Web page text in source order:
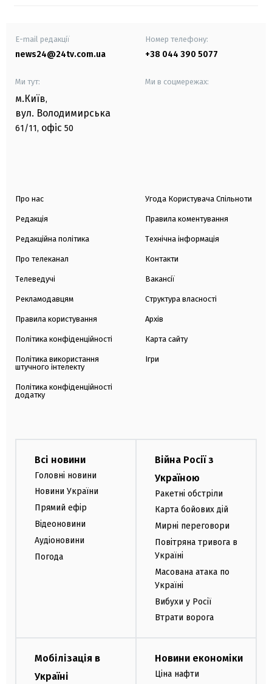
E-mail редакції
news24@24tv.com.ua
Номер телефону:
+38 044 390 5077
Ми тут:
м.Київ,
вул. Володимирська
61/11, офіс 50
Ми в соцмережах:
Про нас
Редакція
Редакційна політика
Про телеканал
Телеведучі
Рекламодавцям
Правила користування
Політика конфіденційності
Політика використання
штучного інтелекту
Політика конфіденційності
додатку
Угода Користувача Спільноти
Правила коментування
Технічна інформація
Контакти
Вакансії
Структура власності
Архів
Карта сайту
Ігри
Всі новини
Головні новини
Новини України
Прямий ефір
Відеоновини
Аудіоновини
Погода
Війна Росії з
Україною
Ракетні обстріли
Карта бойових дій
Мирні переговори
Повітряна тривога в
Україні
Масована атака по
Україні
Вибухи у Росії
Втрати ворога
Мобілізація в
Україні
Новини економіки
Ціна нафти